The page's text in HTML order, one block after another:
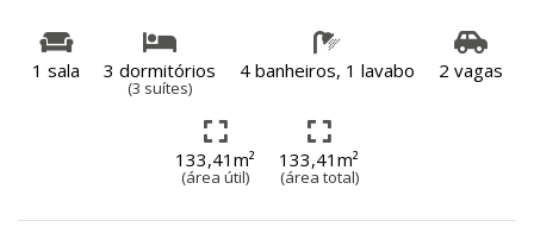
1 sala 3 dormitórios
(3 suítes)
4 banheiros, 1 lavabo 2 vagas
133,41m²
(área útil)
133,41m²
(área total)